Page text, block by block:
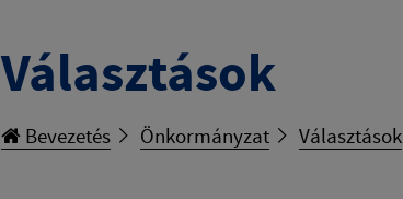
Választások
Bevezetés Önkormányzat Választások